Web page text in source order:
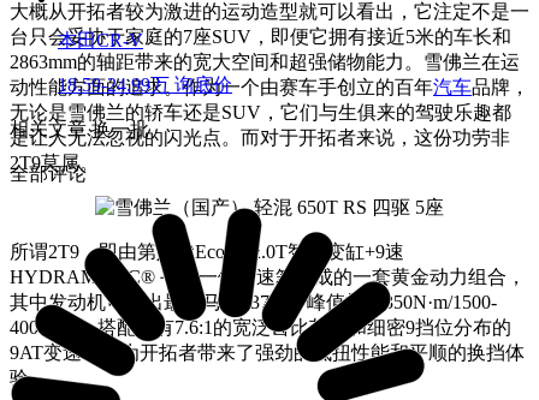
大概从开拓者较为激进的运动造型就可以看出，它注定不是一
台只会妥协于家庭的7座SUV，即便它拥有接近5米的车长和
2863mm的轴距带来的宽大空间和超强储物能力。雪佛兰在运
动性能方面的追求。作为一个由赛车手创立的百年汽车品牌，
无论是雪佛兰的轿车还是SUV，它们与生俱来的驾驶乐趣都
是让人无法忽视的闪光点。而对于开拓者来说，这份功劳非
2T9莫属。
所谓2T9，即由第八代Ecotec 2.0T智能变缸+9速
HYDRAMATIC® 手自一体变速箱组成的一套黄金动力组合，
其中发动机可输出最大马力237Ps，峰值扭矩350N·m/1500-
4000rpm，搭配拥有7.6:1的宽泛齿比范围和细密9挡位分布的
9AT变速箱，为开拓者带来了强劲的低扭性能和平顺的换挡体
验。
本田CR-V
18.59-24.99万 询底价
相关文章换一批
全部评论